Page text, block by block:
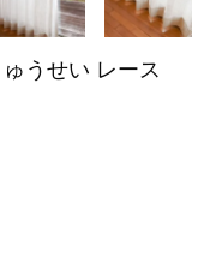
うせい レース